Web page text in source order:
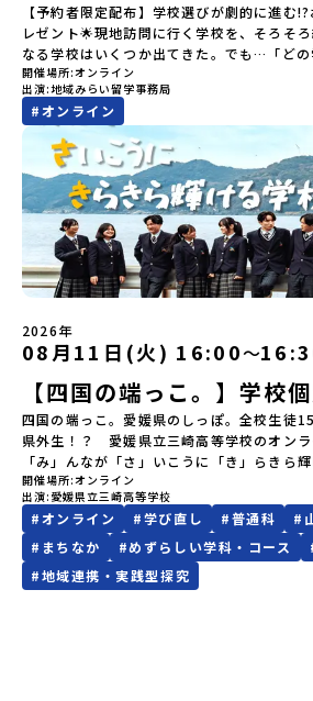
とができるシステム「地域みらい留学」を
や地域活性モデルをつくり続けています。
域・教育魅力化プラットフォーム設 立：
悠所在地：〒690-0842 島根県松江市東本
BASE2階公式HP：http://c-
当：小川・小原E-mail：info@miratabi.jp
験」のプログラム開催情報を公式LINEにて
さい♪地域みらい留学公式LINE
とお届けします。お申し込み：https://c-
mirai.jp/events/064069お気軽にどうぞ！
けど大丈夫？」「どんな体験ができるの？
や、中学生のみなさんの素朴な疑問にスタッ
す。チャットでの質問も可能ですので、ぜ
してご参加ください。▼お申し込み前に必
規約への同意プログラムへの参加申し込み
込みに関する各規約」への同意が必須とな
い。・抽選による参加者決定についてお申
ら抽選の上、締め切り日から1週間を目途に
ただいたメールアドレス宛に「当選／落選
ます。当選者は、メールに記載された「当
以内に回答いただき、確認フォームの提出
ていただきます。当選確認フォームの期日
あった場合は、繰り上げ当選者へご連絡させ
メールアドレスの変更をご希望の場合は下記
LINEよりご連絡をお願いします。※受信制
知メールをお受け取りいただけません。そ
「@miratabi.jp」からのメールを受信でき
します。※結果に関する個別のお問合せには
ので、ご了承ください。・お申し込みにつ
限りです。PC・スマートフォンからお申込
変更はできません。お申込時は、メールアド
注意ください。・宿泊について１室に複数(
いただく予定です。・食事アレルギー対応
レルギー対応希望にはお応えしかねる場合が
要な場合は必ず事前にご相談ください。・参
ム内のアクティビティ・体験費用・一部の
者のご負担となります・集合場所までの往
由時間の個人飲食費などの個人的費用【募
し込み多数の場合は抽選の上決定）【参加者
の場合は、締め切り後1週間を目途に当落結
【申し込み受付期間】6月8日(月)12：00
まで疑問も不安もワクワクに変える！「お
プアップ説明会プログラムの内容を詳しく
みを迷われている方向けにZoomでのオン
知りたい情報のレベルに合わせて、以下の
ださい。【STEP 1】全体オンライン説明会
中！）〜まずは「おためし地域留学」を知
以上の地域から選んで参加できる「おため
魅力について、説明会を開催しました。中
り、保護者様が特に気になる「安全面」や
制」についても詳しく解説しています。ぜ
ご視聴ください。🎬 [アーカイブ動画を視聴
https://youtu.be/
【STEP 2】プログラム説明会〜「標津町」
い方へ〜全体説明を聞いたうえで、「プロ
「どんなまちなの？」という疑問にお答え
日のプログラムの中身をお伝えします。日
00〜20：00内容：どんなところ？プログラ
介地域：鹿児島県出水市・出水工業高校/北
平市/愛媛県鬼北町＊4つの地域のプログラム
けします。お申し込み：https://c-
軽にどうぞ！「はじめての一人旅だけど大
できるの？」そんな保護者様の不安や、中
疑問にスタッフが直接お答えします。チャッ
【予約者限定配布】学校選びが劇的に進む
レゼント🌟現地訪問に行く学校を、そろそ
なる学校はいくつか出てきた。でも…「ど
ばいいんだろう？」「オープンスクール、ど
い？」「夏までに何をしておけばいいの？」
ら、なんとなく先に進めずにいる方も多い
オープンスクールは時間も費用も体力も必
になる順に申し込もう」ではなく、事前に
とで、現地訪問がぐっと意味のあるものに
では、今まさにそのタイミングを迎えてい
整理の仕方からオープンスクールへの参加
えします。✅このイベントでわかること志
いい？判断の軸がわかる。オープンスクール
時の確認ポイントがわかる。夏に向けて、
いかのスケジュール感がわかる。👪こんな
たい学校の候補はあるが、優先順位が決めら
クールの申し込み方や、何を見てくればいい
向けて、具体的に動き出したい保護者として
学校選びを進めればいいか知りたい👪推奨
討している中学生・保護者志望校の候補を
方多くの人がこの夏、現地訪問へ行ってい
ープンスクールイベントは減ってしまい、
機会がなくなってしまうかも!?カメラオフ・
OK！聞くだけの参加でも大歓迎です。この
は、「まず〇〇高校のオープンスクールに申
手が見えている状態になっているはずです。
一度参加してみてください🌟
開催場所 オンライン
出演 地域みらい留学事務局
#オンライン
2026年
08月11日(火) 16:00〜
【四国の端っこ。】学校
四国の端っこ。愛媛県のしっぽ。全校生徒
県外生！？ 愛媛県立三崎高等学校のオンラ
「み」んなが「さ」いこうに「き」らきら
ーティングhttps://zoom.us/j/
ミーティングID: 449 968 3188パスコー
かったら、こちらの動画もご覧ください。
開催場所 オンライン
出演 愛媛県立三崎高等学校
#オンライン #学び直し #普通科 #
# まちなか #めずらしい学科・コース
#地域連携・実践型探究